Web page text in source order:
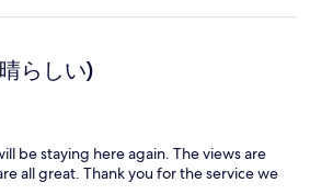
らしい)
be staying here again. The views are
all great. Thank you for the service we